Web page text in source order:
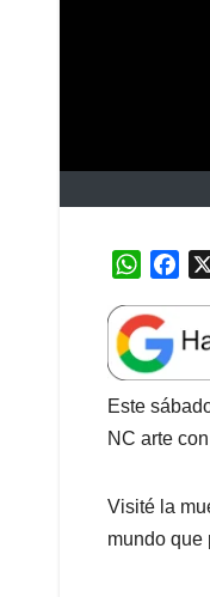
W
a
t
s
A
p
e
b
o
o
Este
NC arte
Visité la
mundo que